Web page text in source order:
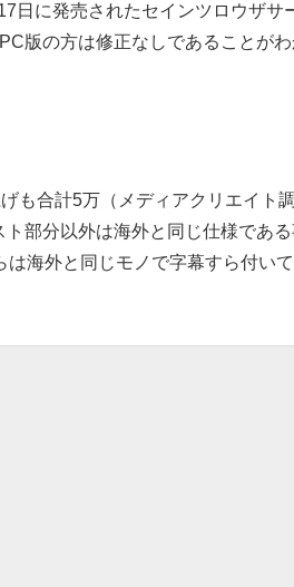
日に発売されたセインツロウザサ
版の方は修正なしであることが
も合計5万（メディアクリエイト
部分以外は海外と同じ仕様であ
海外と同じモノで字幕すら付い